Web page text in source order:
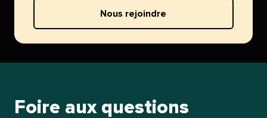
Nous rejoindre​​
Foire aux questions​​